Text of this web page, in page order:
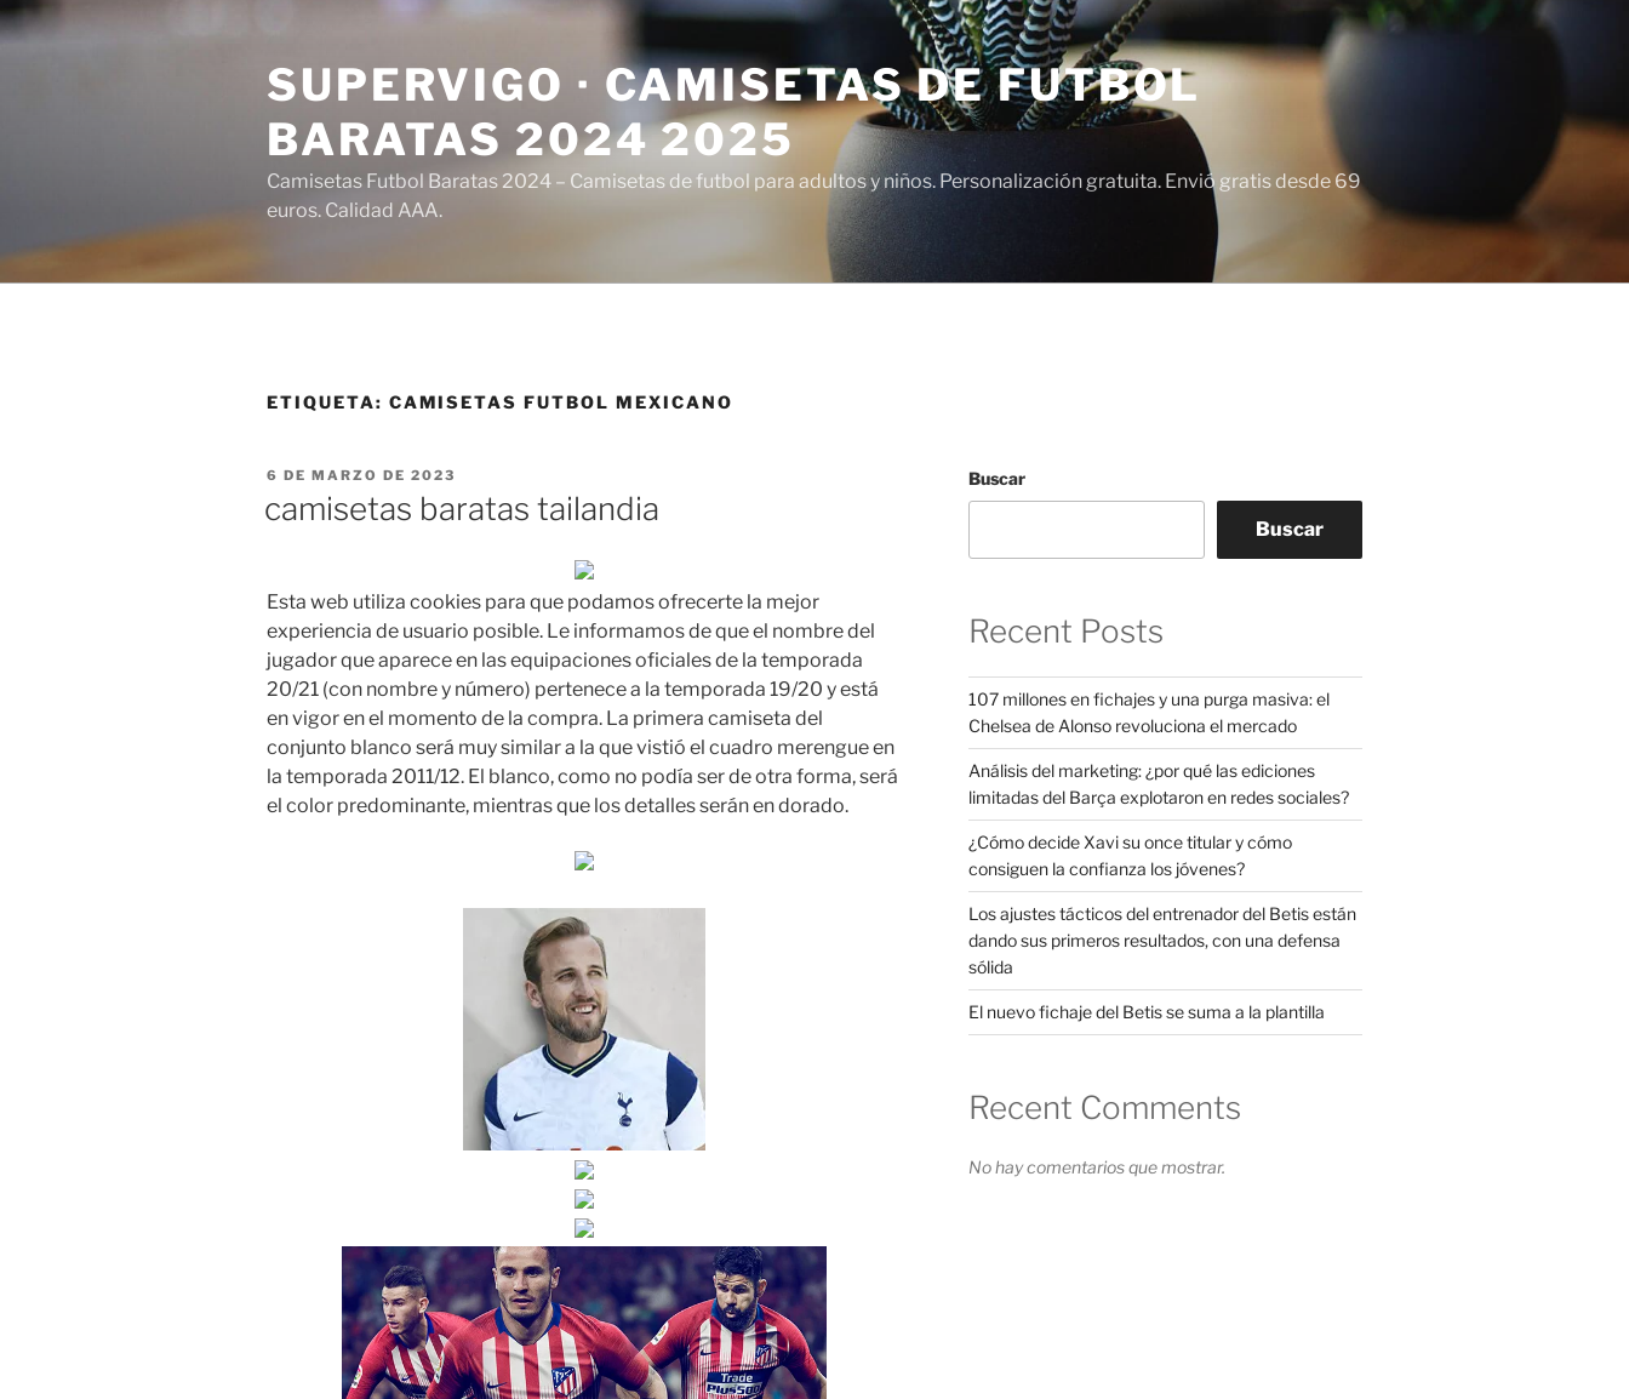
Saltar
al
SUPERVIGO · CAMISETAS DE FUTBOL
BARATAS 2024 2025
Camisetas Futbol Baratas 2024 – Camisetas de futbol para adultos y niños. Personalización gratuita. Envió gratis desde 69
euros. Calidad AAA.
ETIQUETA: CAMISETAS FUTBOL MEXICANO
PUBLICADO
6 DE MARZO DE 2023
camisetas baratas tailandia
Esta web utiliza cookies para que podamos ofrecerte la mejor
experiencia de usuario posible. Le informamos de que el nombre del
jugador que aparece en las equipaciones oficiales de la temporada
20/21 (con nombre y número) pertenece a la temporada 19/20 y está
en vigor en el momento de la compra. La primera camiseta del
conjunto blanco será muy similar a la que vistió el cuadro merengue en
la temporada 2011/12. El blanco, como no podía ser de otra forma, será
el color predominante, mientras que los detalles serán en dorado.
Buscar
Buscar
Recent Posts
107 millones en fichajes y una purga masiva: el
Chelsea de Alonso revoluciona el mercado
Análisis del marketing: ¿por qué las ediciones
limitadas del Barça explotaron en redes sociales?
¿Cómo decide Xavi su once titular y cómo
consiguen la confianza los jóvenes?
Los ajustes tácticos del entrenador del Betis están
dando sus primeros resultados, con una defensa
sólida
El nuevo fichaje del Betis se suma a la plantilla
Recent Comments
No hay comentarios que mostrar.